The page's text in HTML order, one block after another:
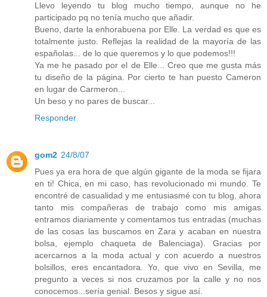
Llevo leyendo tu blog mucho tiempo, aunque no he
participado pq no tenía mucho que añadir.
Bueno, darte la enhorabuena por Elle. La verdad es que es
totalmente justo. Reflejas la realidad de la mayoría de las
españolas... de lo que queremos y lo que podemos!!!
Ya me he pasado por el de Elle... Creo que me gusta más
tu diseño de la página. Por cierto te han puesto Cameron
en lugar de Carmeron...
Un beso y no pares de buscar...
Responder
gom2 24/8/07
Pues ya era hora de que algún gigante de la moda se fijara
en ti! Chica, en mi caso, has revolucionado mi mundo. Te
encontré de casualidad y me entusiasmé con tu blog, ahora
tanto mis compañeras de trabajo como mis amigas
entramos diariamente y comentamos tus entradas (muchas
de las cosas las buscamos en Zara y acaban en nuestra
bolsa, ejemplo chaqueta de Balenciaga). Gracias por
acercarnos a la moda actual y con acuerdo a nuestros
bolsillos, eres encantadora. Yo, que vivo en Sevilla, me
pregunto a veces si nos cruzamos por la calle y no nos
conocemos...sería genial. Besos y sigue así.